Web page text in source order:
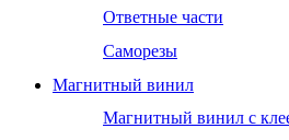
Ответные части
Саморезы
Магнитный винил
Магнитный винил с